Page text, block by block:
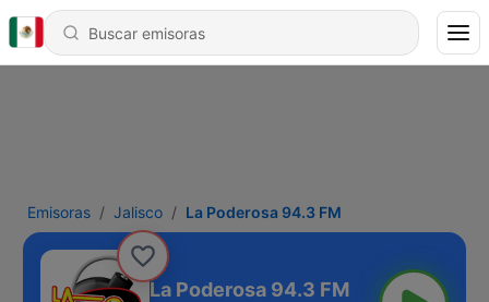
Emisoras Jalisco La Poderosa 94.3 FM
La Poderosa 94.3 FM